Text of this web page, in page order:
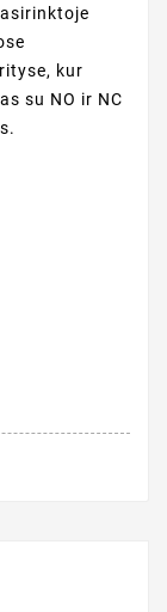
kur
su NO ir NC